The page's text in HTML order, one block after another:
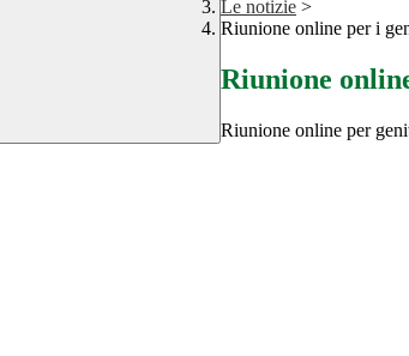
Le notizie >
Riunione online per i
Riunione
Riunione online per